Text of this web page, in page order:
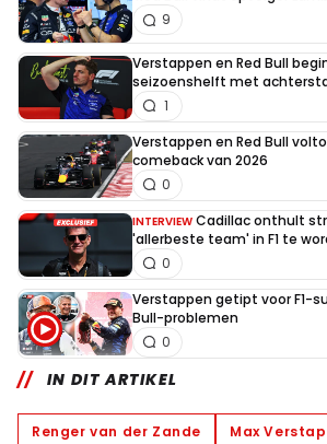
9
Verstappen en Red Bull
seizoenshelft met
1
Verstappen en Red Bull
comeback van 2026
0
INTERVIEW Cadillac onthult
'allerbeste team' in F1 te
0
Verstappen getipt voor F1-
Bull-problemen
0
IN DIT ARTIKEL
Renger van der Zande
Max